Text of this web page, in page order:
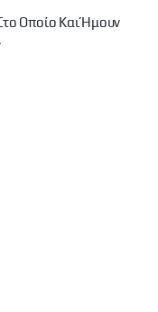
Οποίο Και Ήμουν